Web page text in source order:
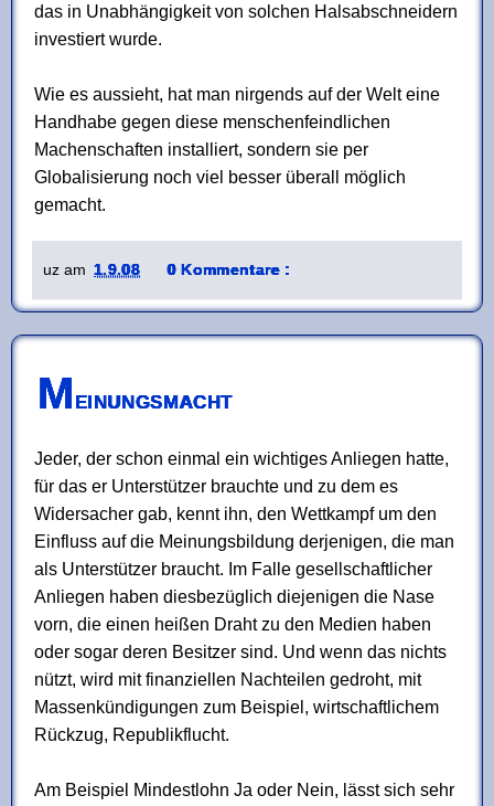
das in Unabhängigkeit von solchen Halsabschneidern
investiert wurde.
Wie es aussieht, hat man nirgends auf der Welt eine
Handhabe gegen diese menschenfeindlichen
Machenschaften installiert, sondern sie per
Globalisierung noch viel besser überall möglich
gemacht.
uz am 1.9.08 0 Kommentare :
Meinungsmacht
Jeder, der schon einmal ein wichtiges Anliegen hatte,
für das er Unterstützer brauchte und zu dem es
Widersacher gab, kennt ihn, den Wettkampf um den
Einfluss auf die Meinungsbildung derjenigen, die man
als Unterstützer braucht. Im Falle gesellschaftlicher
Anliegen haben diesbezüglich diejenigen die Nase
vorn, die einen heißen Draht zu den Medien haben
oder sogar deren Besitzer sind. Und wenn das nichts
nützt, wird mit finanziellen Nachteilen gedroht, mit
Massenkündigungen zum Beispiel, wirtschaftlichem
Rückzug, Republikflucht.
Am Beispiel Mindestlohn Ja oder Nein, lässt sich sehr